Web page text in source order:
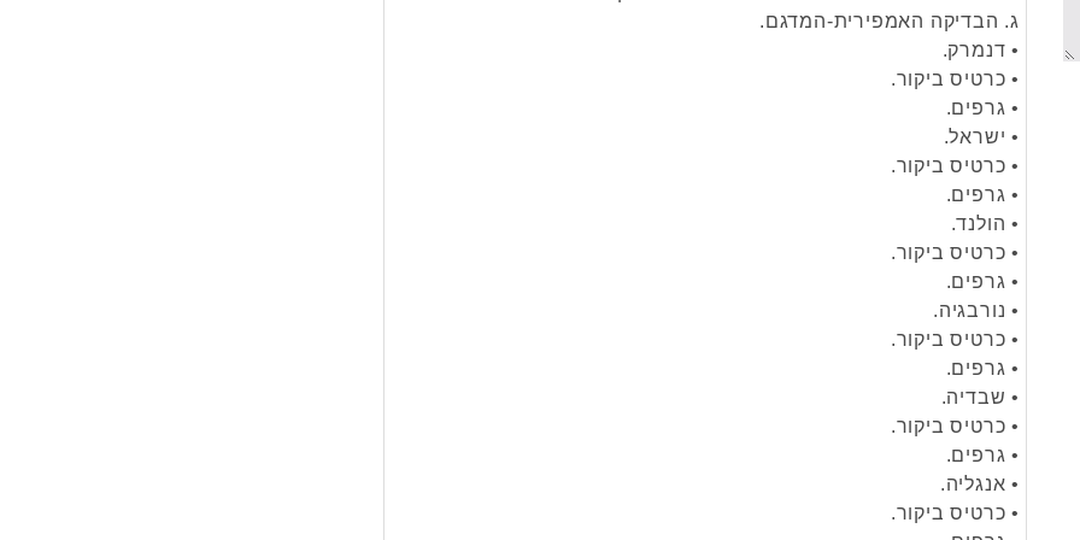
ג. הבדיקה האמפירית-המדגם.
• דנמרק.
• כרטיס ביקור.
• גרפים.
• ישראל.
• כרטיס ביקור.
• גרפים.
• הולנד.
• כרטיס ביקור.
• גרפים.
• נורבגיה.
• כרטיס ביקור.
• גרפים.
• שבדיה.
• כרטיס ביקור.
• גרפים.
• אנגליה.
• כרטיס ביקור.